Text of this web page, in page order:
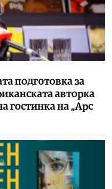
подготовка за
авторка
гостинка на „Арс